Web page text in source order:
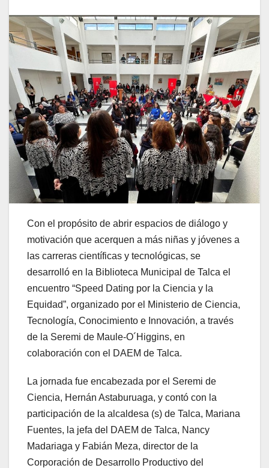
Con el propósito de abrir espacios de diálogo y
motivación que acerquen a más niñas y jóvenes a
las carreras científicas y tecnológicas, se
desarrolló en la Biblioteca Municipal de Talca el
encuentro “Speed Dating por la Ciencia y la
Equidad”, organizado por el Ministerio de Ciencia,
Tecnología, Conocimiento e Innovación, a través
de la Seremi de Maule-O´Higgins, en
colaboración con el DAEM de Talca.
La jornada fue encabezada por el Seremi de
Ciencia, Hernán Astaburuaga, y contó con la
participación de la alcaldesa (s) de Talca, Mariana
Fuentes, la jefa del DAEM de Talca, Nancy
Madariaga y Fabián Meza, director de la
Corporación de Desarrollo Productivo del